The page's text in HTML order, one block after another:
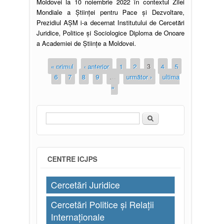
Mondiale a Științei pentru Pace și Dezvoltare,
Prezidiul AȘM i-a decernat Institutului de Cercetări
Juridice, Politice și Sociologice Diploma de Onoare
a Academiei de Științe a Moldovei.
« primul ‹ anterior 1 2 3 4
5
6
7 8 9 … următor ›
ultima
»
Formular de căutare
Căutare
CENTRE ICJPS
Cercetări Juridice
Cercetări Politice și Relații
Internaționale